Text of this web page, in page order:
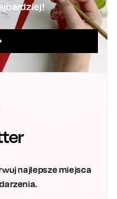
najlepsze miejsca